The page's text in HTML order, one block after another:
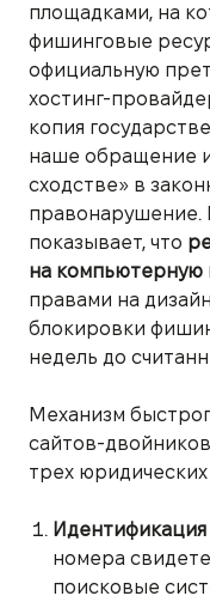
площадками, на
фишинговые
официальную
хостинг-
копия
наше обращение
сходстве» в
правонарушение.
показывает, что
на компьютерную
правами на
блокировки
недель до
Механизм
сайтов-
трех юридических
Идентификация
номера
поисковые